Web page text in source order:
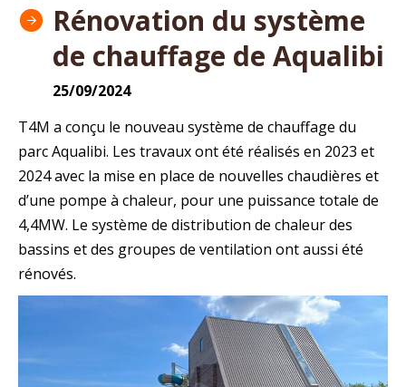
Rénovation du système
de chauffage de Aqualibi
25/09/2024
T4M a conçu le nouveau système de chauffage du
parc Aqualibi. Les travaux ont été réalisés en 2023 et
2024 avec la mise en place de nouvelles chaudières et
d’une pompe à chaleur, pour une puissance totale de
4,4MW. Le système de distribution de chaleur des
bassins et des groupes de ventilation ont aussi été
rénovés.